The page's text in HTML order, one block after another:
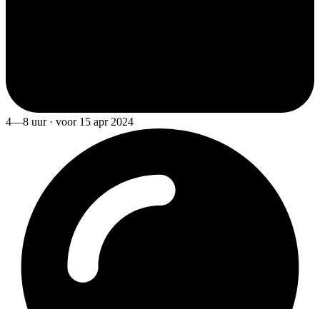
4—8 uur · voor 15 apr 2024